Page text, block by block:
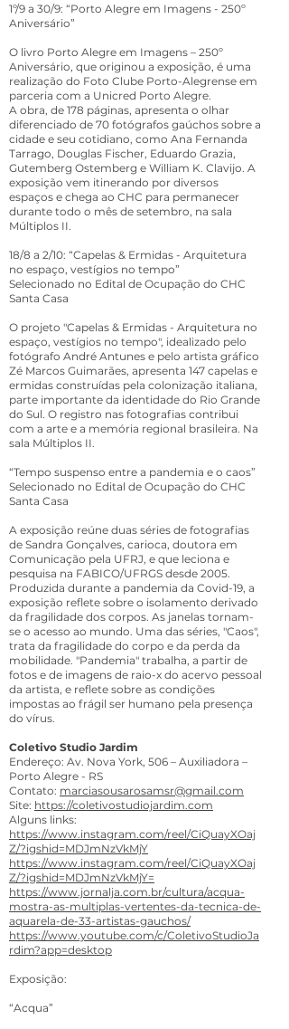
1º/9 a 30/9: “Porto Alegre em Imagens - 250º
Aniversário”
O livro Porto Alegre em Imagens – 250º
Aniversário, que originou a exposição, é uma
realização do Foto Clube Porto-Alegrense em
parceria com a Unicred Porto Alegre.
A obra, de 178 páginas, apresenta o olhar
diferenciado de 70 fotógrafos gaúchos sobre a
cidade e seu cotidiano, como Ana Fernanda
Tarrago, Douglas Fischer, Eduardo Grazia,
Gutemberg Ostemberg e William K. Clavijo. A
exposição vem itinerando por diversos
espaços e chega ao CHC para permanecer
durante todo o mês de setembro, na sala
Múltiplos II.
18/8 a 2/10: “Capelas & Ermidas - Arquitetura
no espaço, vestígios no tempo”
Selecionado no Edital de Ocupação do CHC
Santa Casa
O projeto "Capelas & Ermidas - Arquitetura no
espaço, vestígios no tempo", idealizado pelo
fotógrafo André Antunes e pelo artista gráfico
Zé Marcos Guimarães, apresenta 147 capelas e
ermidas construídas pela colonização italiana,
parte importante da identidade do Rio Grande
do Sul. O registro nas fotografias contribui
com a arte e a memória regional brasileira. Na
sala Múltiplos II.
“Tempo suspenso entre a pandemia e o caos”
Selecionado no Edital de Ocupação do CHC
Santa Casa
A exposição reúne duas séries de fotografias
de Sandra Gonçalves, carioca, doutora em
Comunicação pela UFRJ, e que leciona e
pesquisa na FABICO/UFRGS desde 2005.
Produzida durante a pandemia da Covid-19, a
exposição reflete sobre o isolamento derivado
da fragilidade dos corpos. As janelas tornam-
se o acesso ao mundo. Uma das séries, "Caos",
trata da fragilidade do corpo e da perda da
mobilidade. "Pandemia" trabalha, a partir de
fotos e de imagens de raio-x do acervo pessoal
da artista, e reflete sobre as condições
impostas ao frágil ser humano pela presença
do vírus.
Coletivo Studio Jardim
Endereço: Av. Nova York, 506 – Auxiliadora –
Porto Alegre - RS
Contato: marciasousarosamsr@gmail.com
Site: https://coletivostudiojardim.com
Alguns links:
https://www.instagram.com/reel/CiQuayXOaj
Z/?igshid=MDJmNzVkMjY
https://www.instagram.com/reel/CiQuayXOaj
Z/?igshid=MDJmNzVkMjY=
https://www.jornalja.com.br/cultura/acqua-
mostra-as-multiplas-vertentes-da-tecnica-de-
aquarela-de-33-artistas-gauchos/
https://www.youtube.com/c/ColetivoStudioJa
rdim?app=desktop
Exposição:
“Acqua”